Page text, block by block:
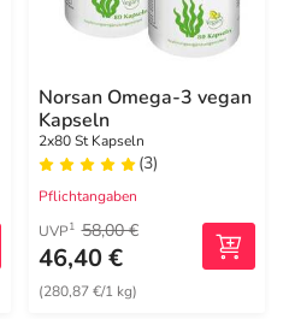
Norsan Omega-3 vegan
Kapseln
2x80 St Kapseln
(3)
Pflichtangaben
UVP1 58,00 €
46,40 €
(280,87 €/1 kg)